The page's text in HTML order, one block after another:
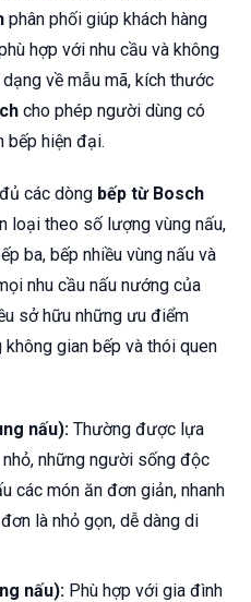
phân phối giúp khách hàng
hợp với nhu cầu và không
về mẫu mã, kích thước
cho phép người dùng có
bếp hiện đại.
các dòng bếp từ Bosch
loại theo số lượng vùng nấu,
ba, bếp nhiều vùng nấu và
nhu cầu nấu nướng của
sở hữu những ưu điểm
gian bếp và thói quen
nấu): Thường được lựa
những người sống độc
các món ăn đơn giản, nhanh
là nhỏ gọn, dễ dàng di
nấu): Phù hợp với gia đình